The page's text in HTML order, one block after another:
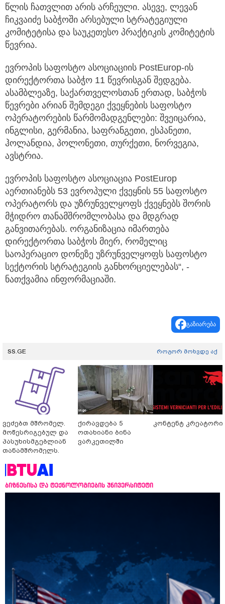
წლის ჩათვლით არის არჩეული. ასევე, ლევან
ჩიკვაიძე საბჭოში არსებული სტრატეგიული
კომიტეტისა და საუკეთესო პრაქტიკის კომიტეტის
წევრია.
ევროპის საფოსტო ასოციაციის PostEurop-ის
დირექტორთა საბჭო 11 წევრისგან შედგება.
ასამბლეაზე, საქართველოსთან ერთად, საბჭოს
წევრები არიან შემდეგი ქვეყნების საფოსტო
ოპერატორების წარმომადგენლები: შვეიცარია,
ინგლისი, გერმანია, საფრანგეთი, ესპანეთი,
ჰოლანდია, პოლონეთი, თურქეთი, ნორვეგია,
ავსტრია.
ევროპის საფოსტო ასოციაცია PostEurop
აერთიანებს 53 ევროპული ქვეყნის 55 საფოსტო
ოპერატორს და უზრუნველყოფს ქვეყნებს შორის
მჭიდრო თანამშრომლობასა და მდგრად
განვითარებას. ორგანიზაცია იმართება
დირექტორთა საბჭოს მიერ, რომელიც
საოპერაციო დონეზე უზრუნველყოფს საფოსტო
სექტორის სტრატეგიის განხორციელებას“, -
ნათქვამია ინფორმაციაში.
გაზიარება
SS.GE როგორ მოხვდე აქ
ვეძებთ მშრომელ.
მოწესრიგებულ და
პასუხისმგებლიან
თანამშრომელს.
ქირავდება 5
ოთახიანი ბინა
ვარკეთილში
კონტენტ კრეატორი
ბიზნესისა და ტექნოლოგიების უნივერსიტეტი